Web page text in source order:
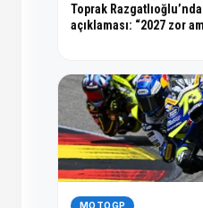
Toprak
açıklaması: “2027 zor
MOTOGP